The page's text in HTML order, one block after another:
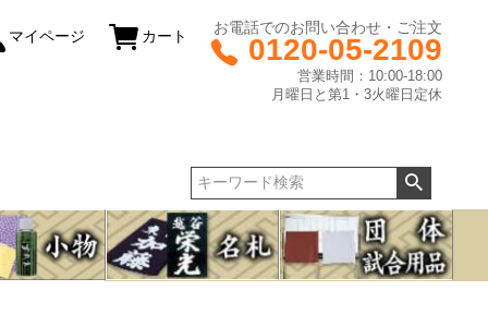
マイページ カート お電話でのお問い合わせ・ご注文
0120-05-2109
営業時間：10:00-18:00
月曜日と第1・3火曜日定休